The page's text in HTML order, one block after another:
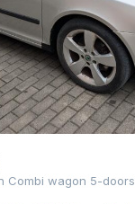
Combi wagon 5-doors